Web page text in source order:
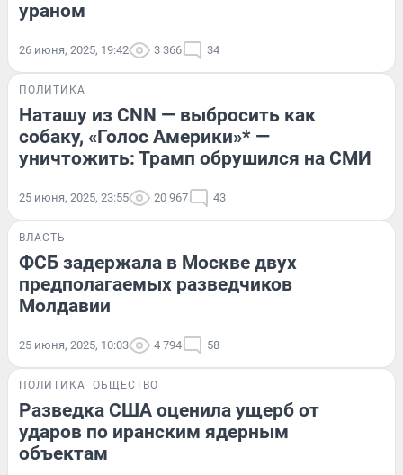
ураном
26 июня, 2025, 19:42 3 366 34
ПОЛИТИКА
Наташу из CNN — выбросить как
собаку, «Голос Америки»* —
уничтожить: Трамп обрушился на СМИ
25 июня, 2025, 23:55 20 967 43
ВЛАСТЬ
ФСБ задержала в Москве двух
предполагаемых разведчиков
Молдавии
25 июня, 2025, 10:03 4 794 58
ПОЛИТИКА ОБЩЕСТВО
Разведка США оценила ущерб от
ударов по иранским ядерным
объектам